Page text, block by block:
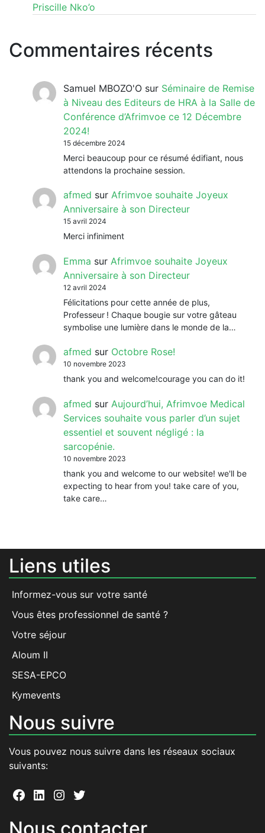
Priscille Nko’o
Commentaires récents
Samuel MBOZO'O sur Séminaire de Remise
à Niveau des Editeurs de HRA à la Salle de
Conférence d’Afrimvoe ce 12 Décembre
2024!
15 décembre 2024
Merci beaucoup pour ce résumé édifiant, nous
attendons la prochaine session.
afmed sur Afrimvoe souhaite Joyeux
Anniversaire à son Directeur
15 avril 2024
Merci infiniment
Emma sur Afrimvoe souhaite Joyeux
Anniversaire à son Directeur
12 avril 2024
Félicitations pour cette année de plus,
Professeur ! Chaque bougie sur votre gâteau
symbolise une lumière dans le monde de la…
afmed sur Octobre Rose!
10 novembre 2023
thank you and welcome!courage you can do it!
afmed sur Aujourd’hui, Afrimvoe Medical
Services souhaite vous parler d’un sujet
essentiel et souvent négligé : la
sarcopénie.
10 novembre 2023
thank you and welcome to our website! we'll be
expecting to hear from you! take care of you,
take care…
Liens utiles
Informez-vous sur votre santé
Vous êtes professionnel de santé ?
Votre séjour
Aloum II
SESA-EPCO
Kymevents
Nous suivre
Vous pouvez nous suivre dans les réseaux sociaux
suivants:
Facebook
LinkedIn
Instagram
Twitter
Nous contacter